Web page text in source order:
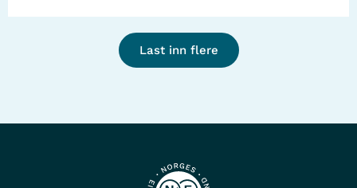
Last inn flere